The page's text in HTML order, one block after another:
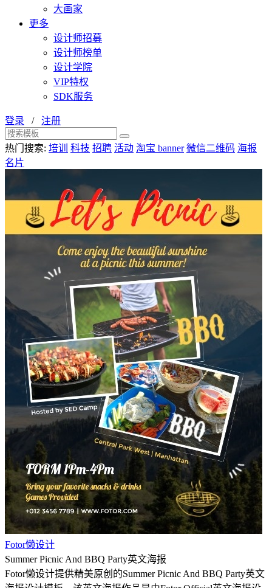
大画家
更多
设计师招募
设计师榜单
设计学院
VIP特权
SDK服务
登录 / 注册
热门搜索: 培训 科技 招聘 活动 淘宝 banner 微信二维码 海报
名片
Fotor懒设计
Summer Picnic And BBQ Party英文海报
Fotor懒设计提供精美原创的Summer Picnic And BBQ Party英文